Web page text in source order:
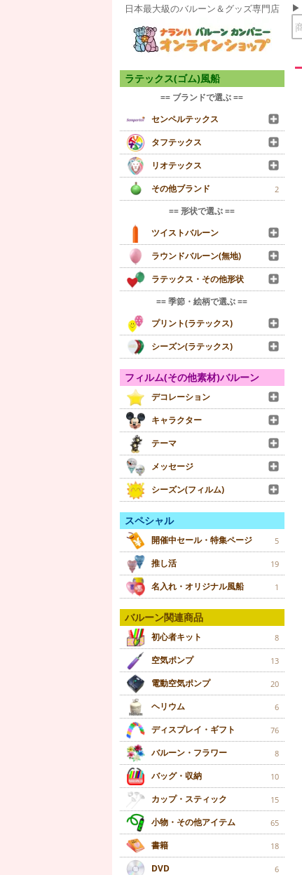
日本最大級のバルーン＆グッズ専門店
ラテックス(ゴム)風船
== ブランドで選ぶ ==
センペルテックス
タフテックス
リオテックス
その他ブランド
2
== 形状で選ぶ ==
ツイストバルーン
ラウンドバルーン(無地)
ラテックス・その他形状
== 季節・絵柄で選ぶ ==
プリント(ラテックス)
シーズン(ラテックス)
フィルム(その他素材)バルーン
デコレーション
キャラクター
テーマ
メッセージ
シーズン(フィルム)
スペシャル
開催中セール・特集ページ 5
推し活 19
名入れ・オリジナル風船 1
バルーン関連商品
初心者キット 8
空気ポンプ 13
電動空気ポンプ 20
ヘリウム 6
ディスプレイ・ギフト 76
バルーン・フラワー 8
バッグ・収納 10
カップ・スティック 15
小物・その他アイテム 65
書籍 18
DVD 6